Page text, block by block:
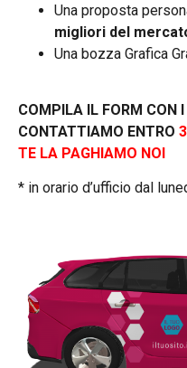
Una proposta
migliori del
Una bozza Grafica
COMPILA IL FORM CON
CONTATTIAMO ENTRO
TE LA PAGHIAMO NOI
* in orario d’ufficio dal